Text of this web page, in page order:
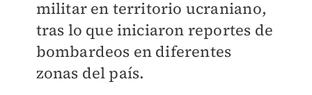
militar en territorio ucraniano,
tras lo que iniciaron reportes de
bombardeos en diferentes
zonas del país.